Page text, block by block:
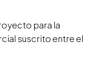
para la
suscrito entre el